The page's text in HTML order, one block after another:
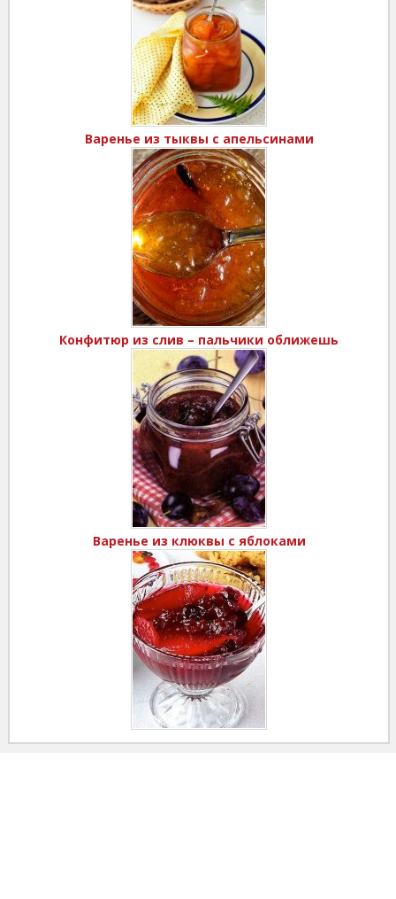
Варенье из тыквы с апельсинами
Конфитюр из слив – пальчики оближешь
Варенье из клюквы с яблоками